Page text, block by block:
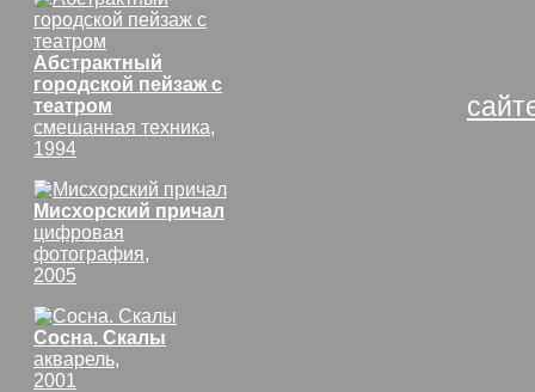
Абстрактный
городской пейзаж с
театром
смешанная техника,
1994
Мисхорский причал
цифровая
фотография,
2005
Сосна. Скалы
акварель,
2001